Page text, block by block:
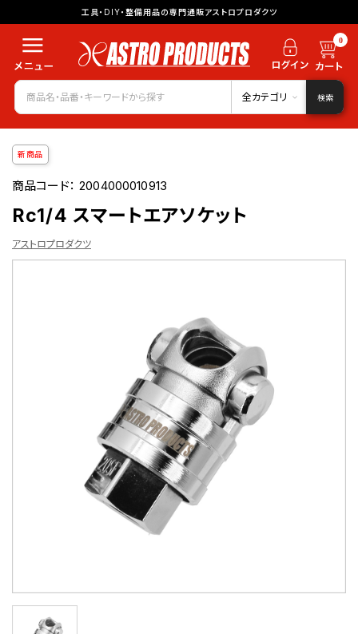
工具・DIY・整備用品の専門通販アストロプロダクツ
0
全カテゴリ 検索
新商品
商品コード：2004000010913
Rc1/4 スマートエアソケット
アストロプロダクツ